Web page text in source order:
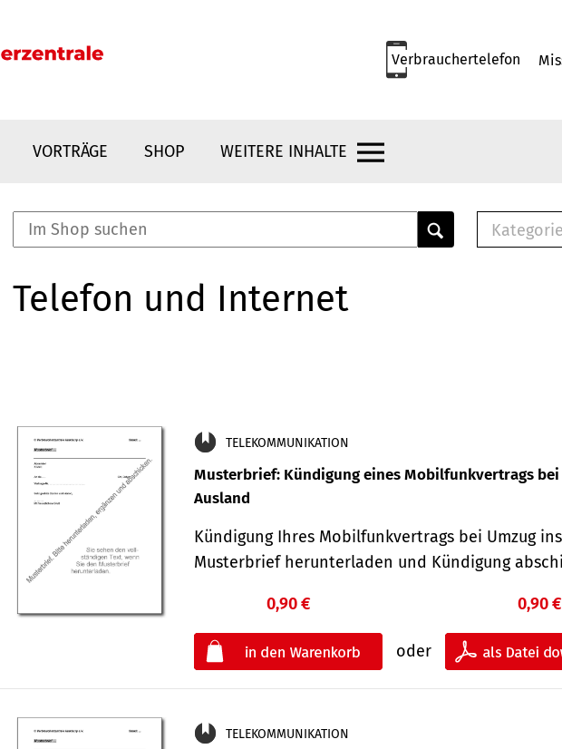
Verbrauchertelefon
VORTRÄGE SHOP WEITERE INHALTE
Kategorie
Telefon und Internet
TELEKOMMUNIKATION
Musterbrief: Kündigung eines Mobilfunkvertrags bei
Ausland
Kündigung Ihres Mobilfunkvertrags bei Umzug
Musterbrief herunterladen und Kündigung
0,90 €
oder
0,90 €
TELEKOMMUNIKATION